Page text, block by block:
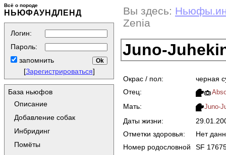
Всё о породе
НЬЮФАУНДЛЕНД
Логин:
Пароль:
запомнить
[Зарегистрироваться]
База ньюфов
Описание
Добавление собак
Инбридинг
Помёты
Вы здесь:
Zenia
Juno-
Окрас / пол:
черная
Отец:
Мать: Juno-
Даты жизни:
Отметки здоровья:
Нет
Номер родословной
SF